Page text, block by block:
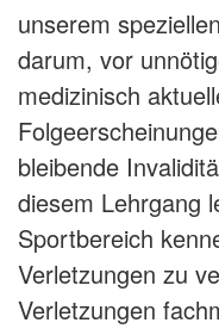
unserem
darum, vor
medizinisch
bleibende
diesem Lehrgang
Sportbereich
Verletzungen zu
Verletzungen